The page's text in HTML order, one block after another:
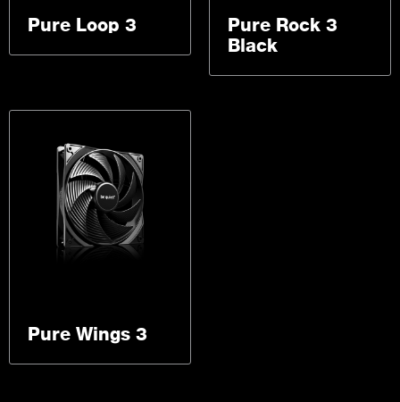
Pure Loop 3
Pure Rock 3
Black
Pure Wings 3